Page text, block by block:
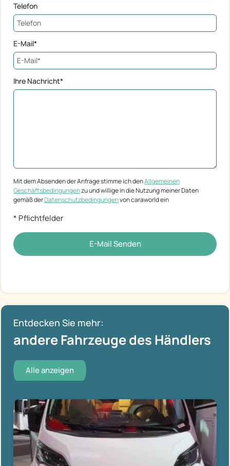
Telefon
E-Mail*
Ihre Nachricht*
Mit dem Absenden der Anfrage stimme ich denAllgemeinen
Geschäftsbedingungenzu und willige in die Nutzung meiner Daten
gemäß derDatenschutzbedingungenvon caraworld ein
* Pflichtfelder
E-Mail Senden
Entdecken Sie mehr:
andere Fahrzeuge des Händlers
Alle anzeigen